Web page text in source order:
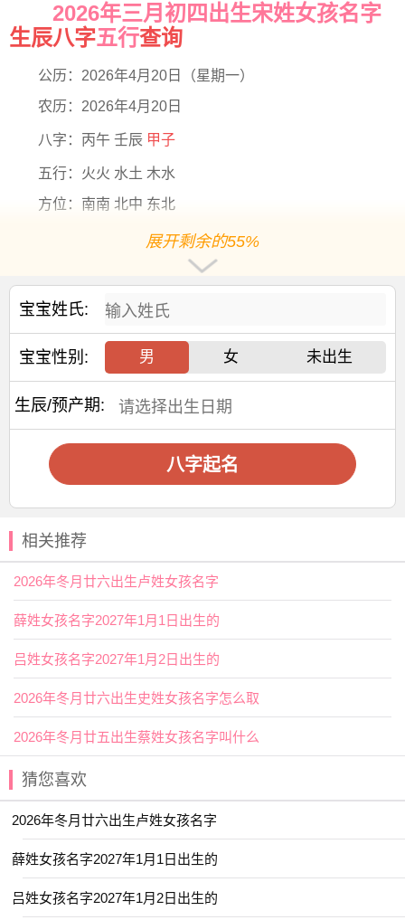
2026年三月初四出生宋姓女孩名字
生辰八字五行查询
公历：2026年4月20日（星期一）
农历：2026年4月20日
八字：丙午 壬辰 甲子
五行：火火 水土 木水
方位：南南 北中 东北
五行分析：五行【水旺】【火旺】【
五行是【天河水】，年干支为【丙午】，日主天干为【木】
阳历2026-4-20出生，出生4年11个月20天后起运，阳历
2031-04-09后起运
大运干支：辛亥 辛酉 辛未 辛巳 辛卯 辛丑 辛亥 辛酉 辛
未
交运年份：
2031 2041 2051 2061 2071 2081 2091 2101 2111
岁
2026年三月初四出生宋姓女孩名字
宜用字
快、机灵、乖巧利落之义；
【媛】指美女，有才能的美女。也指年轻。用作人名意
2026年三月初四出生宋姓女孩名字
好名字推荐
【慕思】 【金虹】 【昀遥】 【琪筝】
【栩如】 【妙桐】 【祐禾】 【屹瑶】
【宣霖】 【金莹】 【书语】 【瑾宣】
展开剩余的55%
宝宝姓氏:
宝宝性别: 男 女 未出生
生辰/预产期:
八字起名
相关推荐
2026年冬月廿六出生卢姓女孩名字
薛姓女孩名字2027年1月1日出生的
吕姓女孩名字2027年1月2日出生的
2026年冬月廿六出生史姓女孩名字怎么取
2026年冬月廿五出生蔡姓女孩名字叫什么
猜您喜欢
2026年冬月廿六出生卢姓女孩名字
薛姓女孩名字2027年1月1日出生的
吕姓女孩名字2027年1月2日出生的